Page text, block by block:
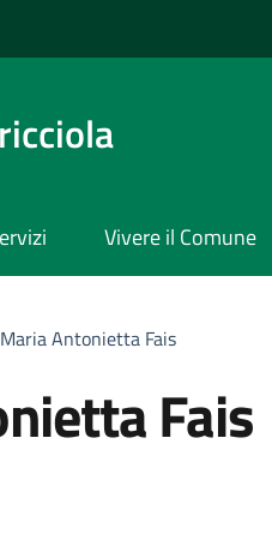
Vivere il Comune
Maria Antonietta Fais
Fais